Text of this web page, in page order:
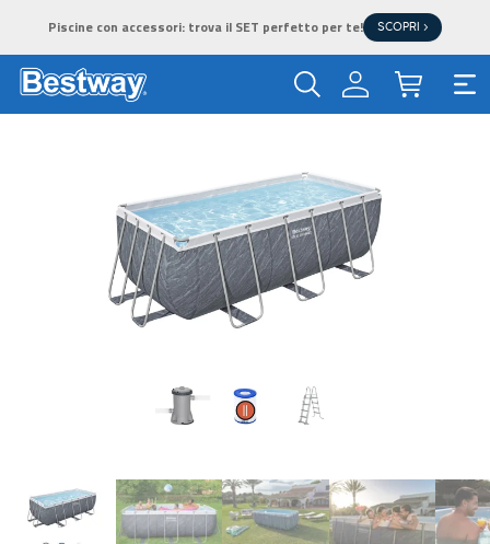
Piscine con accessori: trova il SET perfetto per te! SCOPRI >